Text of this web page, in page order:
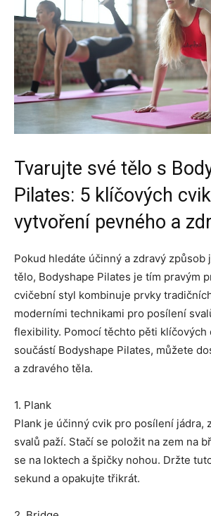
Tvarujte své tělo s
Pilates: 5 klíčových
vytvoření pevného a
Pokud hledáte účinný a zdravý způsob
tělo, Bodyshape Pilates je tím pravým
cvičební styl kombinuje prvky
moderními technikami pro posílení
flexibility. Pomocí těchto pěti klíčových
součástí Bodyshape Pilates, můžete
a zdravého těla.
1. Plank
Plank je účinný cvik pro posílení jádra,
svalů paží. Stačí se položit na zem na
se na loktech a špičky nohou. Držte
sekund a opakujte třikrát.